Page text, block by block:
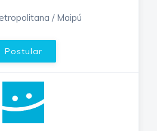
/ Maipú
Postular